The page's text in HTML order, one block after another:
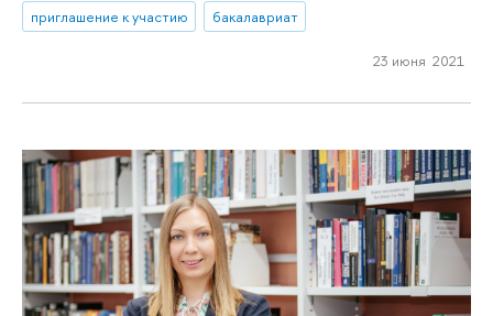
приглашение к участию
бакалавриат
23 июня 2021